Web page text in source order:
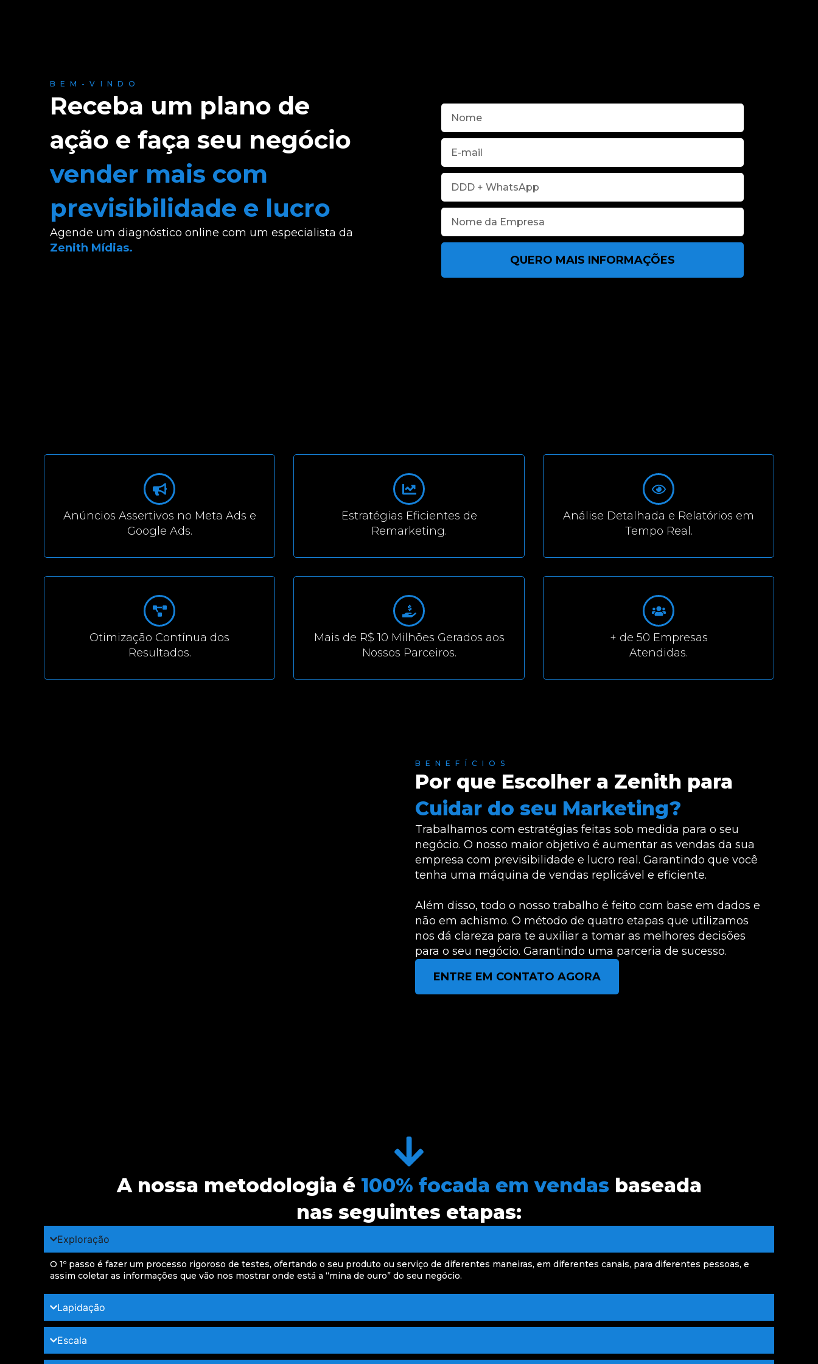
BEM-VINDO
Receba um plano de
ação e faça seu negócio
vender mais com
previsibilidade e lucro
Agende um diagnóstico online com um especialista da
Zenith Mídias.
QUERO MAIS INFORMAÇÕES
Anúncios Assertivos no Meta Ads e
Google Ads.
Estratégias Eficientes de
Remarketing.
Análise Detalhada e Relatórios em
Tempo Real.
Otimização Contínua dos
Resultados.
Mais de R$ 10 Milhões Gerados aos
Nossos Parceiros.
+ de 50 Empresas
Atendidas.
BENEFÍCIOS
Por que Escolher a Zenith para
Cuidar do seu Marketing?
Trabalhamos com estratégias feitas sob medida para o seu
negócio. O nosso maior objetivo é aumentar as vendas da sua
empresa com previsibilidade e lucro real. Garantindo que você
tenha uma máquina de vendas replicável e eficiente.
Além disso, todo o nosso trabalho é feito com base em dados e
não em achismo. O método de quatro etapas que utilizamos
nos dá clareza para te auxiliar a tomar as melhores decisões
para o seu negócio. Garantindo uma parceria de sucesso.
ENTRE EM CONTATO AGORA
A nossa metodologia é 100% focada em vendas baseada
nas seguintes etapas:
Exploração
O 1º passo é fazer um processo rigoroso de testes, ofertando o seu produto ou serviço de diferentes maneiras, em diferentes canais, para diferentes pessoas, e
assim coletar as informações que vão nos mostrar onde está a “mina de ouro” do seu negócio.
Lapidação
Escala